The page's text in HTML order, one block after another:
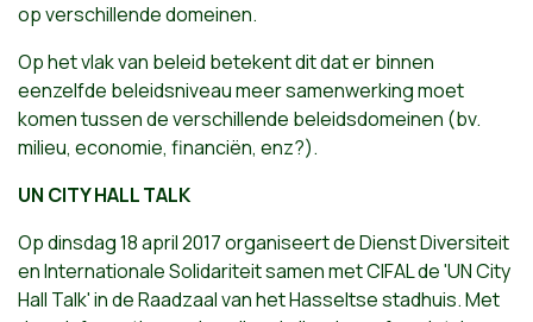
op verschillende domeinen.
Op het vlak van beleid betekent dit dat er binnen
eenzelfde beleidsniveau meer samenwerking moet
komen tussen de verschillende beleidsdomeinen (bv.
milieu, economie, financiën, enz?).
UN CITY HALL TALK
Op dinsdag 18 april 2017 organiseert de Dienst Diversiteit
en Internationale Solidariteit samen met CIFAL de 'UN City
Hall Talk' in de Raadzaal van het Hasseltse stadhuis. Met